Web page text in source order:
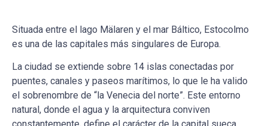
Situada entre el lago Mälaren y el mar Báltico, Estocolmo
es una de las capitales más singulares de Europa.
La ciudad se extiende sobre 14 islas conectadas por
puentes, canales y paseos marítimos, lo que le ha valido
el sobrenombre de “la Venecia del norte”. Este entorno
natural, donde el agua y la arquitectura conviven